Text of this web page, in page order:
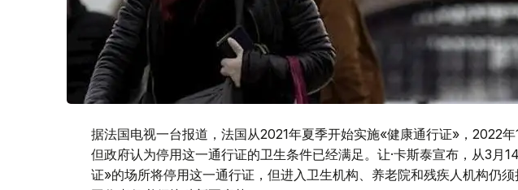
据法国电视一台报道，法国从2021年夏季开始实施«健康通行证»，2022
但政府认为停用这一通行证的卫生条件已经满足。让·卡斯泰宣布，从3月
证»的场所将停用这一通行证，但进入卫生机构、养老院和残疾人机构仍